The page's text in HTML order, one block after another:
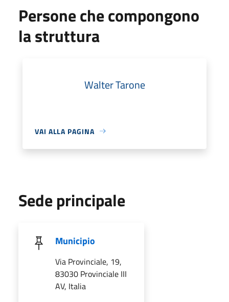
Persone che compongono
la struttura
Walter Tarone
VAI ALLA PAGINA
Sede principale
Municipio
Via Provinciale, 19,
83030 Provinciale III
AV, Italia